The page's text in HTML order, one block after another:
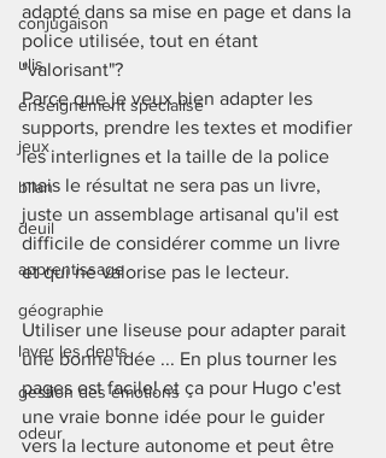
conjugaison
ulis
enseignement spécialisé
jeux
bilan
deuil
apprentissage
géographie
laver les dents
gestion des émotions
odeur
adapté dans sa mise en page et dans la
police utilisée, tout en étant
"valorisant"?
Parce que je veux bien adapter les
supports, prendre les textes et modifier
les interlignes et la taille de la police
mais le résultat ne sera pas un livre,
juste un assemblage artisanal qu'il est
difficile de considérer comme un livre
et qui ne valorise pas le lecteur.
Utiliser une liseuse pour adapter parait
une bonne idée ... En plus tourner les
pages est facile! et ça pour Hugo c'est
une vraie bonne idée pour le guider
vers la lecture autonome et peut être